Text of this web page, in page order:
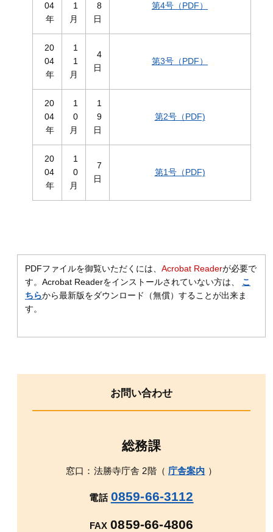
04
年
1
月
8
日
第4号（PDF）
20
04
年
1
1
月
4
日
第3号（PDF）
20
04
年
1
0
月
1
9
日
第2号（PDF)
20
04
年
1
0
月
7
日
第1号（PDF)
PDFファイルを御覧いただくには、 Acrobat Readerが必要で
す。Acrobat Readerをインストールされていない方は、
こ
ちらから最新版をダウンロード（無償）することが出来ま
す。
お問い合わせ
総務課
窓口：法勝寺庁舎 2階（ 庁舎案内 ）
電話 0859-66-3112
FAX 0859-66-4806